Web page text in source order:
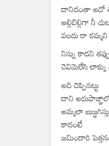
దానిదంతా అదో
అల్లిబిల్లిగా నీ
వలదు రా రమ్మని
నిన్ను కాదని
చెవిమెలేసి లాక్కు
అది చెప్పినట్టు
దాని
అమ్మలా
కాదంటే
జమిందారి